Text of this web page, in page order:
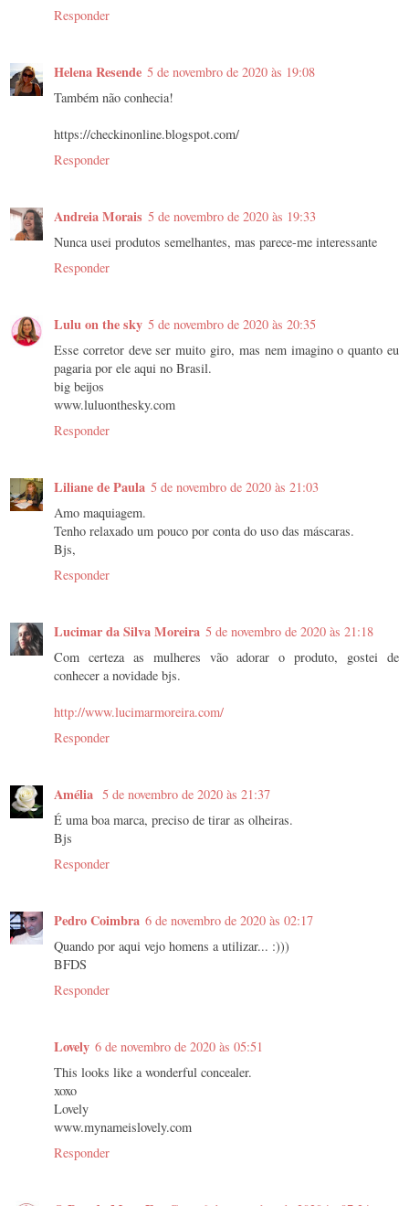
Responder
Helena Resende 5 de novembro de 2020 às 19:08
Também não conhecia!
https://checkinonline.blogspot.com/
Responder
Andreia Morais 5 de novembro de 2020 às 19:33
Nunca usei produtos semelhantes, mas parece-me interessante
Responder
Lulu on the sky 5 de novembro de 2020 às 20:35
Esse corretor deve ser muito giro, mas nem imagino o quanto eu
pagaria por ele aqui no Brasil.
big beijos
www.luluonthesky.com
Responder
Liliane de Paula 5 de novembro de 2020 às 21:03
Amo maquiagem.
Tenho relaxado um pouco por conta do uso das máscaras.
Bjs,
Responder
Lucimar da Silva Moreira 5 de novembro de 2020 às 21:18
Com certeza as mulheres vão adorar o produto, gostei de
conhecer a novidade bjs.
http://www.lucimarmoreira.com/
Responder
Amélia 5 de novembro de 2020 às 21:37
É uma boa marca, preciso de tirar as olheiras.
Bjs
Responder
Pedro Coimbra 6 de novembro de 2020 às 02:17
Quando por aqui vejo homens a utilizar... :)))
BFDS
Responder
Lovely 6 de novembro de 2020 às 05:51
This looks like a wonderful concealer.
xoxo
Lovely
www.mynameislovely.com
Responder